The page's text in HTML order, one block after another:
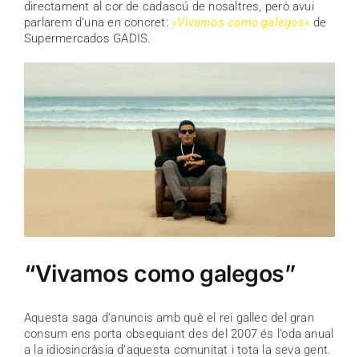
directament al cor de cadascú de nosaltres, però avui
parlarem d’una en concret: «Vivamos como galegos« de
Supermercados GADIS.
“Vivamos como galegos”
Aquesta saga d’anuncis amb què el rei gallec del gran
consum ens porta obsequiant des del 2007 és l’oda anual
a la idiosincràsia d’aquesta comunitat i tota la seva gent.